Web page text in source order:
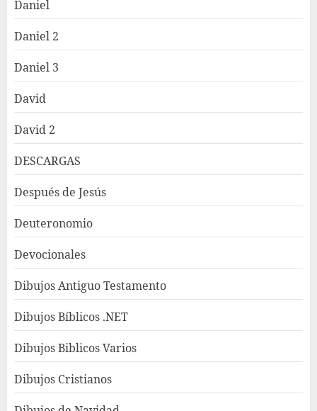
Daniel
Daniel 2
Daniel 3
David
David 2
DESCARGAS
Después de Jesús
Deuteronomio
Devocionales
Dibujos Antiguo Testamento
Dibujos Bíblicos .NET
Dibujos Biblicos Varios
Dibujos Cristianos